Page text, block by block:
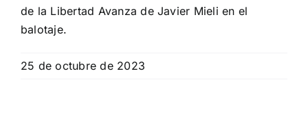
de la Libertad Avanza de Javier Mieli en el
balotaje.
25 de octubre de 2023